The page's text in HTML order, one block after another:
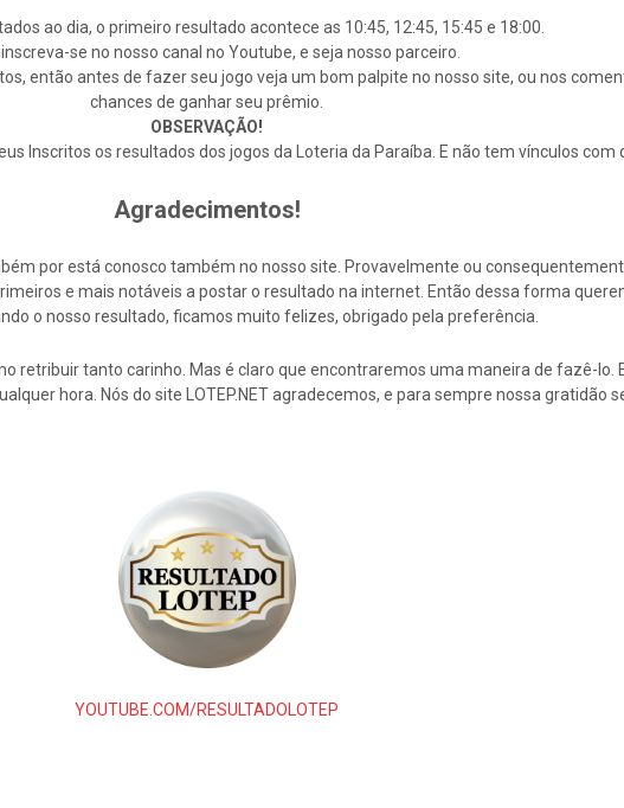
ao dia, o primeiro resultado acontece as 10:45, 12:45, 15:45 e 18:00.
se no nosso canal no Youtube, e seja nosso parceiro.
então antes de fazer seu jogo veja um bom palpite no nosso site, ou nos
chances de ganhar seu prêmio.
OBSERVAÇÃO!
Inscritos os resultados dos jogos da Loteria da Paraíba. E não tem vínculos
Agradecimentos!
por está conosco também no nosso site. Provavelmente ou
e mais notáveis a postar o resultado na internet. Então dessa forma
o nosso resultado, ficamos muito felizes, obrigado pela preferência.
retribuir tanto carinho. Mas é claro que encontraremos uma maneira de fazê-lo.
hora. Nós do site LOTEP.NET agradecemos, e para sempre nossa gratidão
YOUTUBE.COM/RESULTADOLOTEP